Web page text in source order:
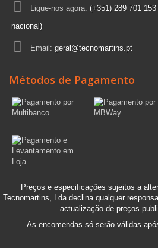
Ligue-nos agora: (+351) 289 701
nacional)
Email: geral@tecnomartins.pt
Métodos de Pagamento
Preços e especificações sujeitos a
Tecnomartins, Lda declina qualquer
actualização de preços
As encomendas só serão válidas